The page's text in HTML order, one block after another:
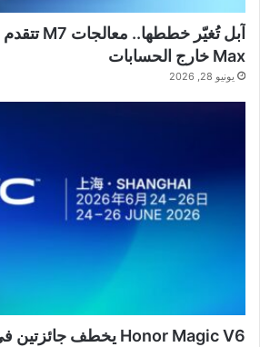
Max خارج الحسابات
يونيو 28, 2026